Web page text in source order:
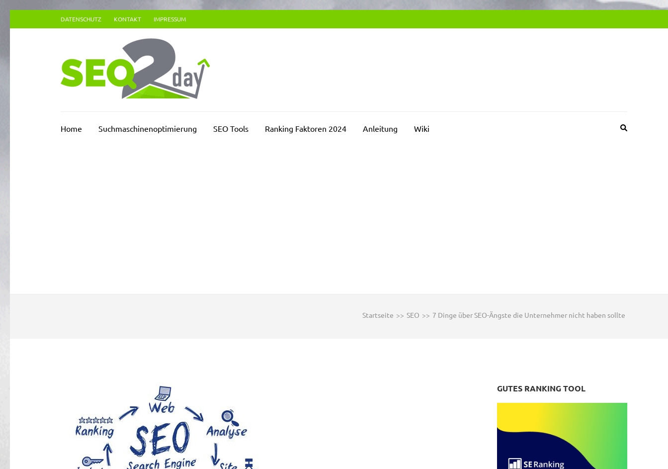
Inhalt
DATENSCHUTZ KONTAKT IMPRESSUM
Home Suchmaschinenoptimierung SEO Tools Ranking Faktoren 2024 Anleitung Wiki
Startseite >> SEO >> 7 Dinge über SEO-Ängste die Unternehmer nicht haben sollte
GUTES RANKING TOOL